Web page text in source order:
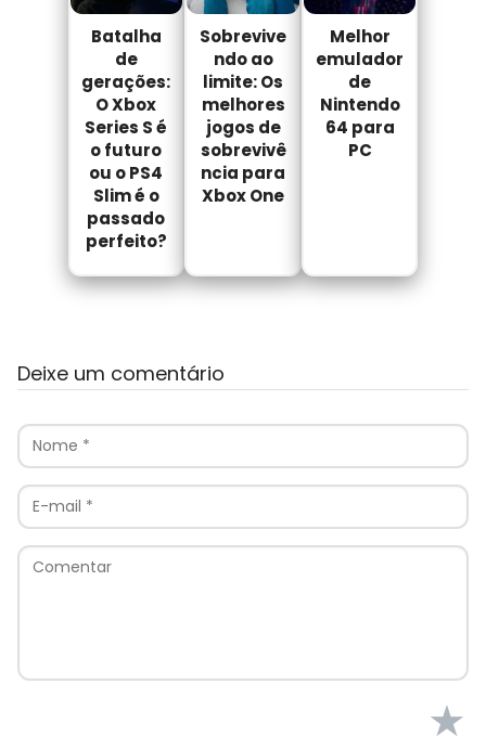
Batalha
de
gerações:
O Xbox
Series S é
o futuro
ou o PS4
Slim é o
passado
perfeito?
Sobrevive
ndo ao
limite: Os
melhores
jogos de
sobrevivê
ncia para
Xbox One
Melhor
emulador
de
Nintendo
64 para
PC
Deixe um comentário
★